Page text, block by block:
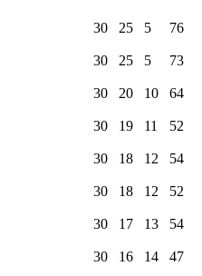
30 25 5 76
30 25 5 73
30 20 10 64
30 19 11 52
30 18 12 54
30 18 12 52
30 17 13 54
30 16 14 47